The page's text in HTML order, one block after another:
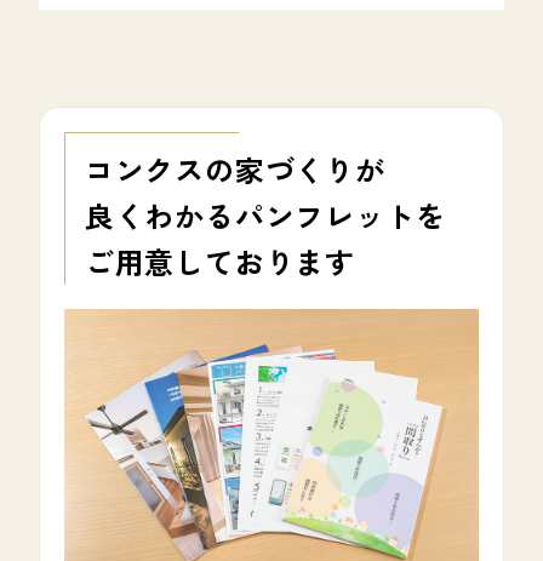
コンクスの家づくりが
良くわかるパンフレットを
ご用意しております